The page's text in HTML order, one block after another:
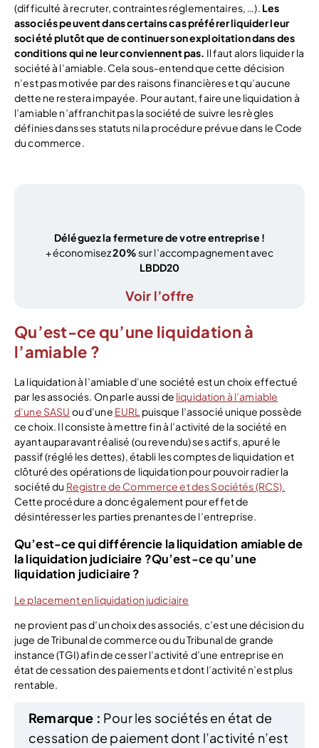
(difficulté à recruter, contraintes réglementaires, …). Les
associés peuvent dans certains cas préférer liquider leur
société plutôt que de continuer son exploitation dans des
conditions qui ne leur conviennent pas. Il faut alors liquider la
société à l’amiable. Cela sous-entend que cette décision
n’est pas motivée par des raisons financières et qu’aucune
dette ne restera impayée. Pour autant, faire une liquidation à
l’amiable n’affranchit pas la société de suivre les règles
définies dans ses statuts ni la procédure prévue dans le Code
du commerce.
Déléguez la fermeture de votre entreprise !
+ économisez20%sur l’accompagnement avec
LBDD20
Voir l’offre
Qu’est-ce qu’une liquidation à
l’amiable ?
La liquidation à l’amiable d’une société est un choix effectué
par les associés. On parle aussi de liquidation à l’amiable
d’une SASU ou d’une EURL puisque l’associé unique possède
ce choix. Il consiste à mettre fin à l’activité de la société en
ayant auparavant réalisé (ou revendu) ses actifs, apuré le
passif (réglé les dettes), établi les comptes de liquidation et
clôturé des opérations de liquidation pour pouvoir radier la
société du Registre de Commerce et des Sociétés (RCS).
Cette procédure a donc également pour effet de
désintéresser les parties prenantes de l’entreprise.
Qu’est-ce qui différencie la liquidation amiable de
la liquidation judiciaire ?Qu’est-ce qu’une
liquidation judiciaire ?
Le placement en liquidation judiciaire
ne provient pas d’un choix des associés, c’est une décision du
juge de Tribunal de commerce ou du Tribunal de grande
instance (TGI) afin de cesser l’activité d’une entreprise en
état de cessation des paiements et dont l’activité n’est plus
rentable.
Remarque : Pour les sociétés en état de
cessation de paiement dont l’activité n’est